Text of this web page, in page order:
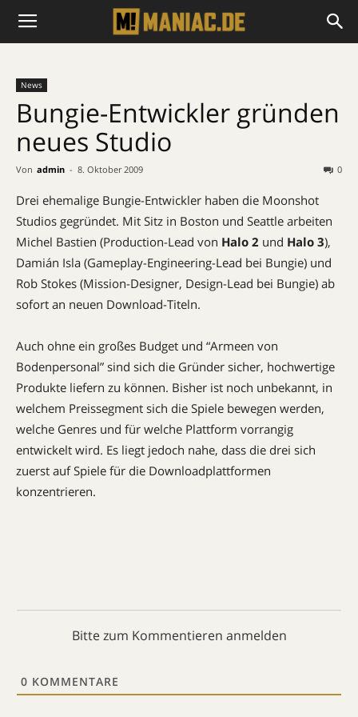
News
Bungie-Entwickler gründen
neues Studio
Von admin - 8. Oktober 2009 0
Drei ehemalige Bungie-Entwickler haben die Moonshot
Studios gegründet. Mit Sitz in Boston und Seattle arbeiten
Michel Bastien (Production-Lead von Halo 2 und Halo 3),
Damián Isla (Gameplay-Engineering-Lead bei Bungie) und
Rob Stokes (Mission-Designer, Design-Lead bei Bungie) ab
sofort an neuen Download-Titeln.
Auch ohne ein großes Budget und “Armeen von
Bodenpersonal” sind sich die Gründer sicher, hochwertige
Produkte liefern zu können. Bisher ist noch unbekannt, in
welchem Preissegment sich die Spiele bewegen werden,
welche Genres und für welche Plattform vorrangig
entwickelt wird. Es liegt jedoch nahe, dass die drei sich
zuerst auf Spiele für die Downloadplattformen
konzentrieren.
Bitte zum Kommentieren anmelden
0 KOMMENTARE